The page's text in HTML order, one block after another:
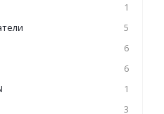
1
5
6
6
1
3